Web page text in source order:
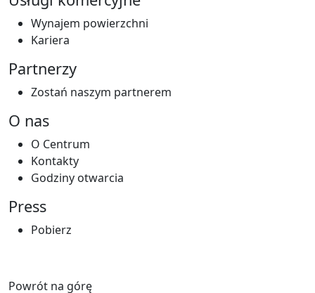
Wynajem powierzchni
Kariera
Partnerzy
Zostań naszym partnerem
O nas
O Centrum
Kontakty
Godziny otwarcia
Press
Pobierz
Powrót na górę